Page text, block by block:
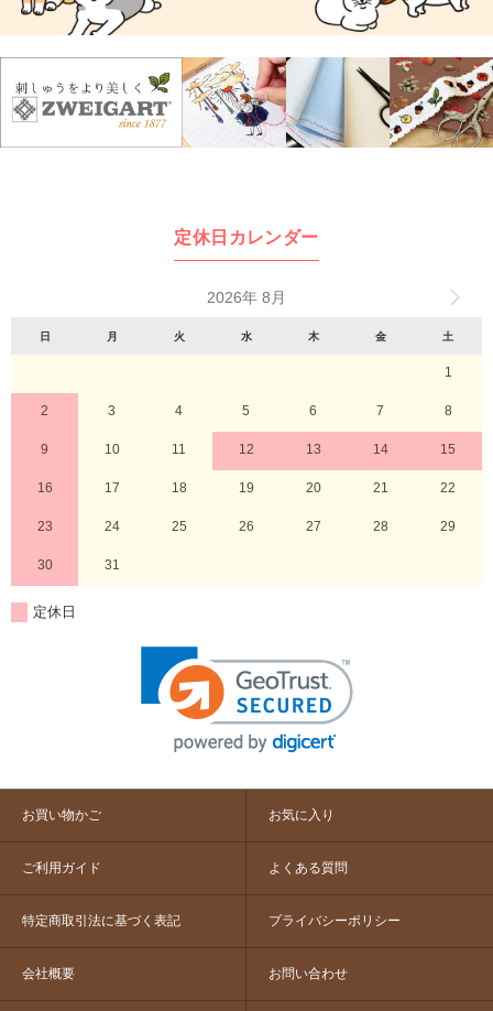
定休日カレンダー
2026年 8月
日 月 火 水 木 金 土
1
2 3 4 5 6 7 8
9 10 11 12 13 14 15
16 17 18 19 20 21 22
23 24 25 26 27 28 29
30 31
定休日
お買い物かご お気に入り
ご利用ガイド よくある質問
特定商取引法に基づく表記 プライバシーポリシー
会社概要 お問い合わせ